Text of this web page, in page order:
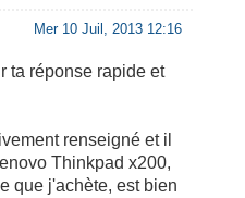
Mer 10 Juil, 2013 12:16
ta réponse rapide et
renseigné et il
Thinkpad x200,
que j'achète, est bien